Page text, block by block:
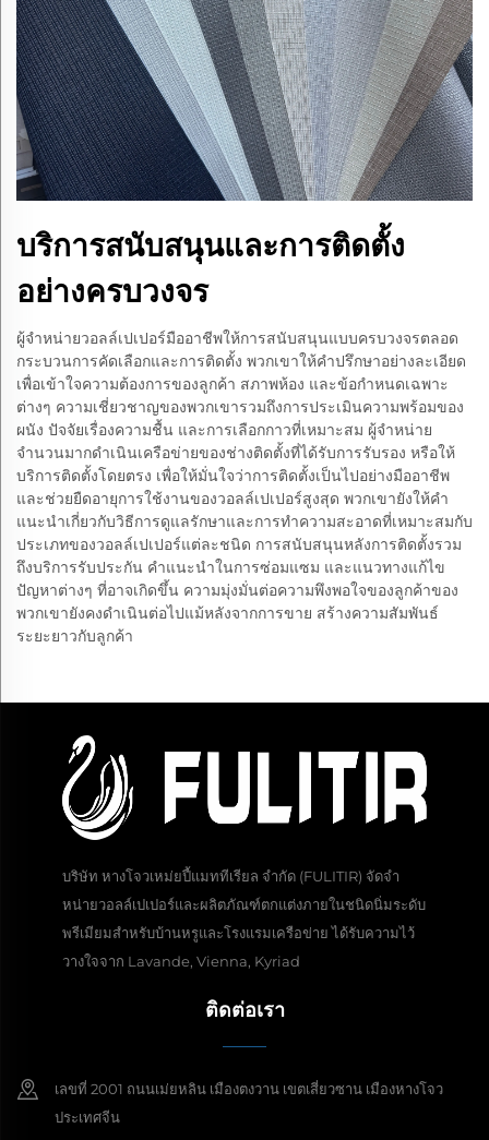
บริการสนับสนุนและการติดตั้ง
อย่างครบวงจร
ผู้จำหน่ายวอลล์เปเปอร์มืออาชีพให้การสนับสนุนแบบครบวงจรตลอด
กระบวนการคัดเลือกและการติดตั้ง พวกเขาให้คำปรึกษาอย่างละเอียด
เพื่อเข้าใจความต้องการของลูกค้า สภาพห้อง และข้อกำหนดเฉพาะ
ต่างๆ ความเชี่ยวชาญของพวกเขารวมถึงการประเมินความพร้อมของ
ผนัง ปัจจัยเรื่องความชื้น และการเลือกกาวที่เหมาะสม ผู้จำหน่าย
จำนวนมากดำเนินเครือข่ายของช่างติดตั้งที่ได้รับการรับรอง หรือให้
บริการติดตั้งโดยตรง เพื่อให้มั่นใจว่าการติดตั้งเป็นไปอย่างมืออาชีพ
และช่วยยืดอายุการใช้งานของวอลล์เปเปอร์สูงสุด พวกเขายังให้คำ
แนะนำเกี่ยวกับวิธีการดูแลรักษาและการทำความสะอาดที่เหมาะสมกับ
ประเภทของวอลล์เปเปอร์แต่ละชนิด การสนับสนุนหลังการติดตั้งรวม
ถึงบริการรับประกัน คำแนะนำในการซ่อมแซม และแนวทางแก้ไข
ปัญหาต่างๆ ที่อาจเกิดขึ้น ความมุ่งมั่นต่อความพึงพอใจของลูกค้าของ
พวกเขายังคงดำเนินต่อไปแม้หลังจากการขาย สร้างความสัมพันธ์
ระยะยาวกับลูกค้า
บริษัท หางโจวเหม่ยปี้แมททีเรียล จำกัด (FULITIR) จัดจำ
หน่ายวอลล์เปเปอร์และผลิตภัณฑ์ตกแต่งภายในชนิดนิ่มระดับ
พรีเมียมสำหรับบ้านหรูและโรงแรมเครือข่าย ได้รับความไว้
วางใจจาก Lavande, Vienna, Kyriad
ติดต่อเรา
เลขที่ 2001 ถนนเม่ยหลิน เมืองตงวาน เขตเสี่ยวซาน เมืองหางโจว
ประเทศจีน